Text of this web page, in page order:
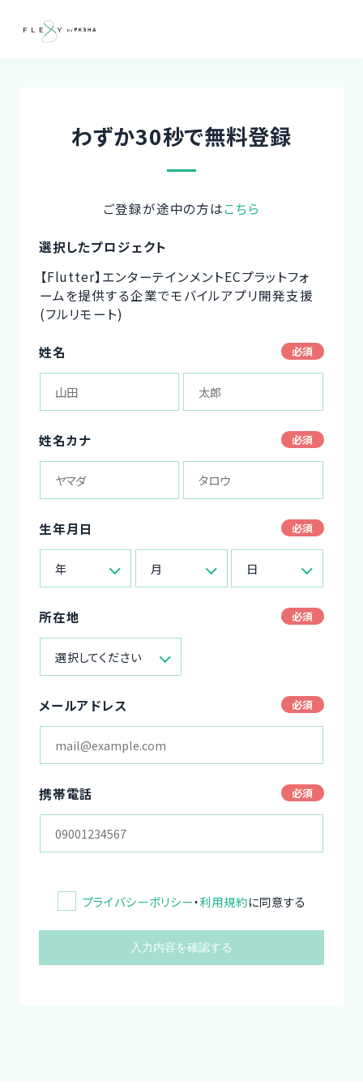
わずか30秒で無料登録
ご登録が途中の方はこちら
選択したプロジェクト
【Flutter】エンターテインメントECプラットフォ
ームを提供する企業でモバイルアプリ開発支援
(フルリモート)
姓名
姓名カナ
生年月日
年 月 日
所在地
選択してください
メールアドレス
携帯電話
プライバシーポリシー・利用規約に同意する
入力内容を確認する